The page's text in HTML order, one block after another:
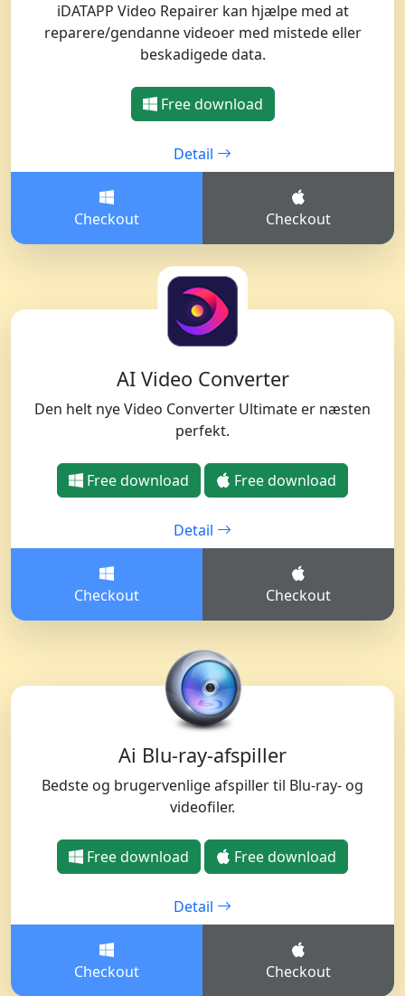
iDATAPP Video Repairer kan hjælpe med at
reparere/gendanne videoer med mistede eller
beskadigede data.
Free download
Detail
Checkout Checkout
AI Video Converter
Den helt nye Video Converter Ultimate er næsten
perfekt.
Free download Free download
Detail
Checkout Checkout
Ai Blu-ray-afspiller
Bedste og brugervenlige afspiller til Blu-ray- og
videofiler.
Free download Free download
Detail
Checkout Checkout